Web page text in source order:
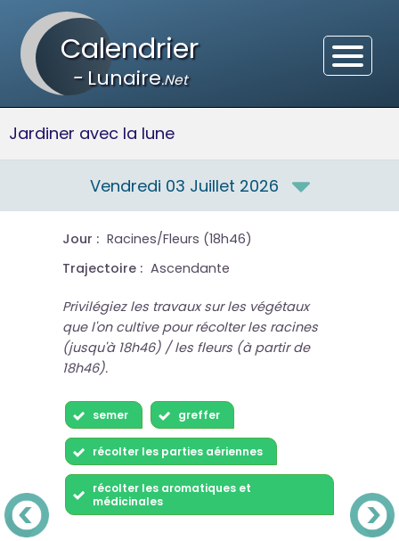
Calendrier
-Lunaire.Net
Jardiner avec la lune
Vendredi 03 Juillet 2026
Jour : Racines/Fleurs (18h46)
Trajectoire : Ascendante
Privilégiez les travaux sur les végétaux
que l'on cultive pour récolter les racines
(jusqu'à 18h46) / les fleurs (à partir de
18h46).
semer greffer
récolter les parties aériennes
récolter les aromatiques et
médicinales